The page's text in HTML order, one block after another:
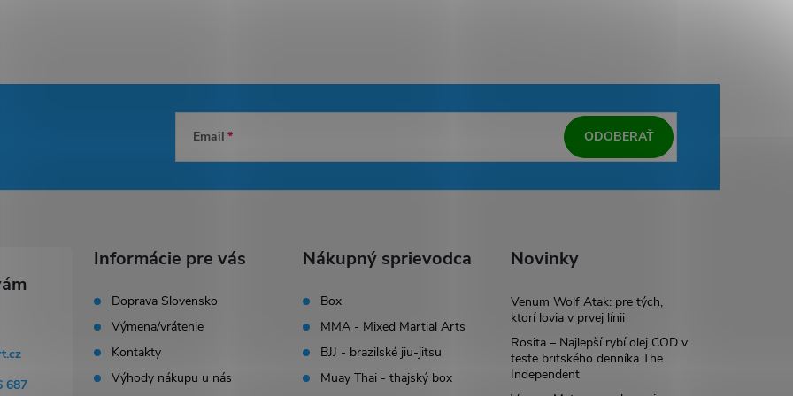
Email ODOBERAŤ
687
Informácie pre vás
Doprava Slovensko
Výmena/vrátenie
Kontakty
Výhody nákupu u nás
Nákupný sprievodca
Box
MMA - Mixed Martial Arts
BJJ - brazilské jiu-jitsu
Muay Thai - thajský box
Novinky
Venum Wolf Atak: pre tých,
ktorí lovia v prvej línii
Rosita – Najlepší rybí olej COD v
teste britského denníka The
Independent